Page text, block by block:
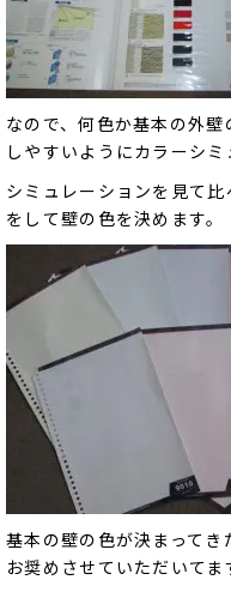
なので、何色か基本の外
しやすいようにカラーシ
シミュレーションを見て
をして壁の色を決めます。
基本の壁の色が決まって
お奨めさせていただいてま